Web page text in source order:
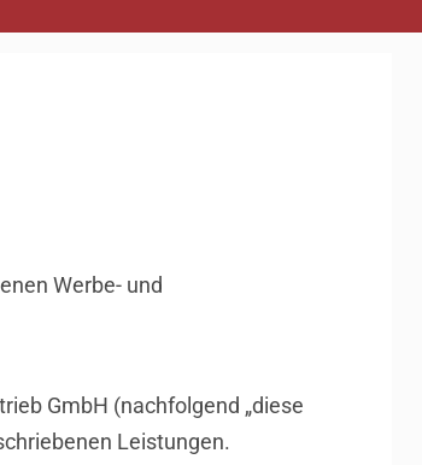
Werbe- und
GmbH (nachfolgend „diese
Leistungen.